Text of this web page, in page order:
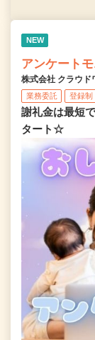
NEW
アンケート
株式会社 クラウド
業務委託 登録制
謝礼金は最短
タート☆